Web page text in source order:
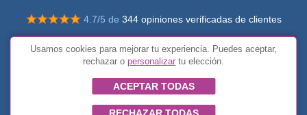
4.7/5 de 344 opiniones verificadas de clientes
© Todos los derechos reservados Impulsivos
Condiciones generales
Usamos cookies para mejorar tu experiencia. Puedes aceptar,
rechazar o personalizar tu elección.
ACEPTAR TODAS